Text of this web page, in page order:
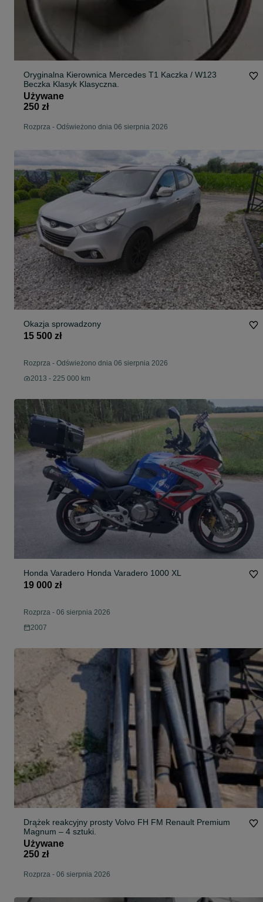
Oryginalna Kierownica Mercedes T1 Kaczka / W123
Beczka Klasyk Klasyczna.
Używane
250 zł
Rozprza - Odświeżono dnia 06 sierpnia 2026
Okazja sprowadzony
15 500 zł
Rozprza - Odświeżono dnia 06 sierpnia 2026
2013 - 225 000 km
Honda Varadero Honda Varadero 1000 XL
19 000 zł
Rozprza - 06 sierpnia 2026
2007
Drążek reakcyjny prosty Volvo FH FM Renault Premium
Magnum – 4 sztuki.
Używane
250 zł
Rozprza - 06 sierpnia 2026